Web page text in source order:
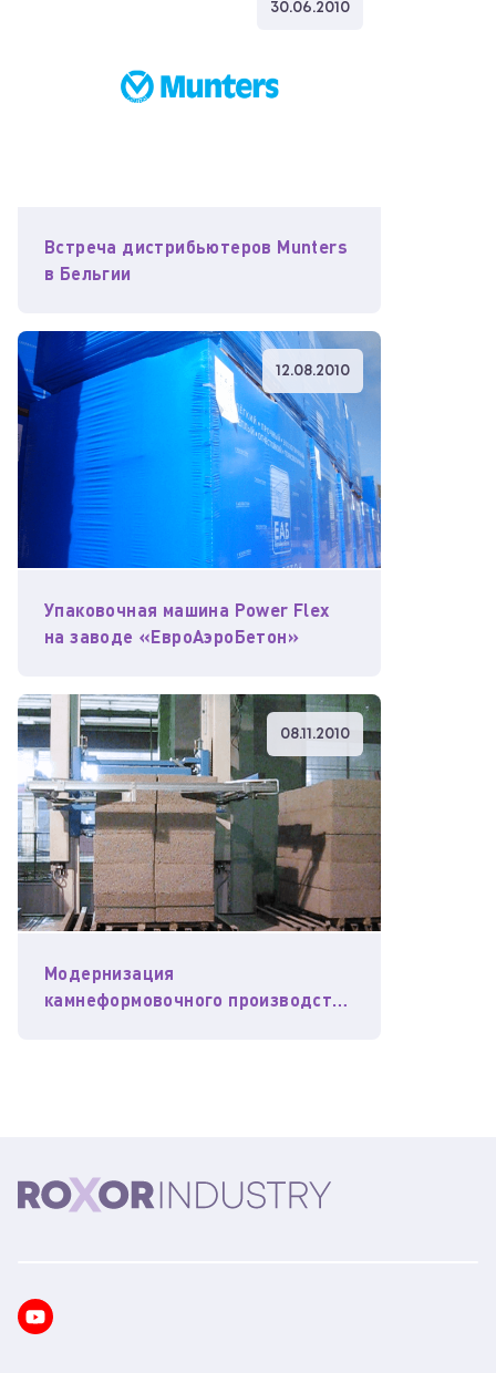
30.06.2010
Встреча дистрибьютеров Munters
в Бельгии
12.08.2010
Упаковочная машина Power Flex
на заводе «ЕвроАэроБетон»
08.11.2010
Модернизация
камнеформовочного производства